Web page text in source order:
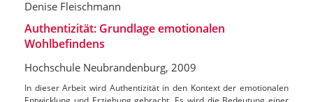
Denise Fleischmann
Authentizität: Grundlage emotionalen
Wohlbefindens
Hochschule Neubrandenburg, 2009
In dieser Arbeit wird Authentizität in den Kontext der emotionalen